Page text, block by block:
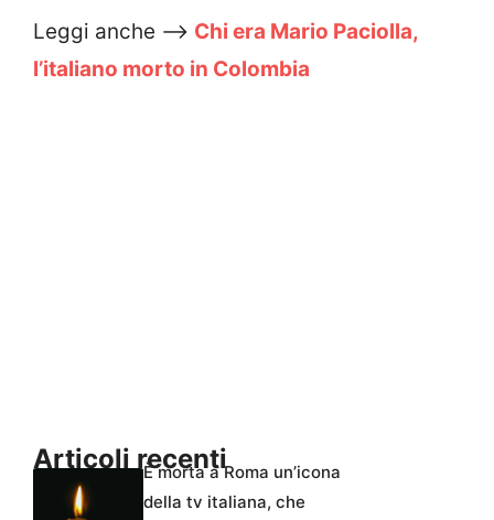
Leggi anche –> Chi era Mario Paciolla,
l’italiano morto in Colombia
Articoli recentiÈ morta a Roma un’icona
della tv italiana, che